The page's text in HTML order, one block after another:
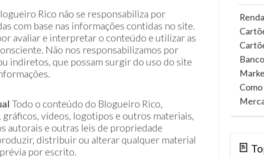
Rico não se responsabiliza por
com base nas informações contidas no site.
avaliar e interpretar o conteúdo e utilizar as
Não nos responsabilizamos por
indiretos, que possam surgir do uso do site
Todo o conteúdo do Blogueiro Rico,
vídeos, logotipos e outros materiais,
autorais e outras leis de propriedade
distribuir ou alterar qualquer material
por escrito.